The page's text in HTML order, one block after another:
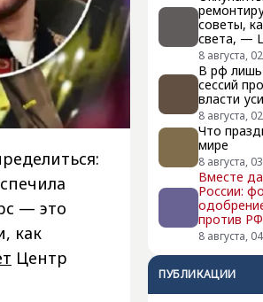
советы,
света, —
8 августа,
В рф лишь
сессий
власти
8 августа,
Что
мире
8 августа,
Вместе
России:
против РФ
8 августа,
ПУБЛИКАЦИИ
— это
как
Центр